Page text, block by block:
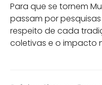
Para que se tornem
passam por
respeito de cada
coletivas e o impacto